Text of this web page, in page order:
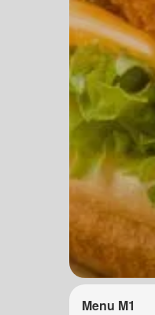
Menu M1